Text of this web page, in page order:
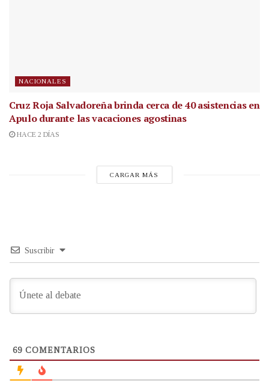
NACIONALES
Cruz Roja Salvadoreña brinda cerca de 40 asistencias en
Apulo durante las vacaciones agostinas
HACE 2 DÍAS
CARGAR MÁS
Suscribir
69 COMENTARIOS